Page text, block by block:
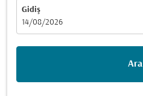
Gidiş
fc-booking-departure-date-aria-label
14/08/2026
Ara